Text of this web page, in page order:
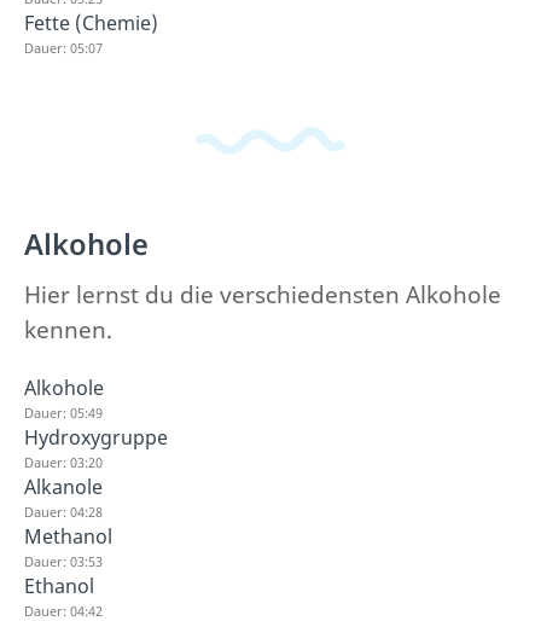
Fette (Chemie)
Dauer: 05:07
Alkohole
Hier lernst du die verschiedensten Alkohole
kennen.
Alkohole
Dauer: 05:49
Hydroxygruppe
Dauer: 03:20
Alkanole
Dauer: 04:28
Methanol
Dauer: 03:53
Ethanol
Dauer: 04:42